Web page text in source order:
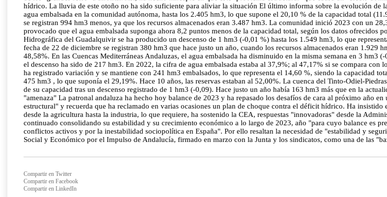
hídrico. La lluvia de este otoño no ha sido suficiente para aliviar la situación El último informa sobre la evolución de
agua embalsada en la comunidad autónoma, hasta los 2.405 hm3, lo que supone el 20,10 % de la capacidad total
se registran 994 hm3 menos, ya que los recursos almacenados eran 3.487 hm3. La comunidad inició 2023 con un
provocado que el agua embalsada suponga ahora 8,2 puntos menos de la capacidad total, según los datos ofrecidos
Hidrográfica del Guadalquivir se ha producido un descenso de 1 hm3 (-0,01 %) hasta los 1.549 hm3, lo que
fecha de 22 de diciembre se registran 380 hm3 que hace justo un año, cuando los recursos almacenados eran 1.929
48,58%. En las Cuencas Mediterráneas Andaluzas, el agua embalsada ha disminuido en la misma semana en 3
el descenso ha sido de 217 hm3. En 2022, la cifra de agua embalsada estaba al 37,9%; al 47,17% si se compara con
ha registrado variación y se mantiene con 241 hm3 embalsados, lo que representa el 14,60 %, siendo la capacidad
475 hm3 , lo que suponía el 29,19%. Hace 10 años, las reservas estaban al 52,00%. La cuenca del Tinto-Odiel-
de su capacidad tras un descenso registrado de 1 hm3 (-0,09). Hace justo un año había 163 hm3 más que en la
"amenaza" La patronal andaluza ha hecho hoy balance de 2023 y ha repasado los desafíos de cara al próximo año
estructural" y recuerda que ha reclamado en varias ocasiones un plan de choque contra el déficit hídrico. Ha
desde la agricultura hasta la industria, lo que requiere, ha sostenido la CEA, respuestas "innovadoras" desde la
continuado consolidando su estabilidad y su crecimiento económico a lo largo de 2023, año "para cuyo balance es
conflictos activos y por la inestabilidad sociopolítica en España". Por ello resaltan la necesidad de "estabilidad y
Social y Económico por el Impulso de Andalucía, firmado en marzo con la Junta y los sindicatos, como una de las
Compartir en Twitter
Compartir en Facebook
Compartir en LinkedIn